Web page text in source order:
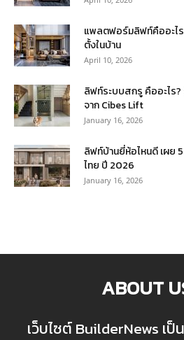
แพลตฟอร์มลิฟท์คืออะไร
ตั้งในบ้าน
April 10, 2026
ลิฟท์ระบบสกรู คืออะไร
จาก Cibes Lift
January 16, 2026
ลิฟท์บ้านยี่ห้อไหนดี เผย
ไทย ปี 2026
January 16, 2026
ABOUT
เว็บไซต์ BuilderNews เป็